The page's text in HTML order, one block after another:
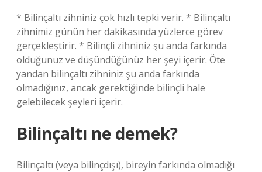
* Bilinçaltı zihniniz çok hızlı tepki verir. * Bilinçaltı
zihnimiz günün her dakikasında yüzlerce görev
gerçekleştirir. * Bilinçli zihniniz şu anda farkında
olduğunuz ve düşündüğünüz her şeyi içerir. Öte
yandan bilinçaltı zihniniz şu anda farkında
olmadığınız, ancak gerektiğinde bilinçli hale
gelebilecek şeyleri içerir.
Bilinçaltı ne demek?
Bilinçaltı (veya bilinçdışı), bireyin farkında olmadığı